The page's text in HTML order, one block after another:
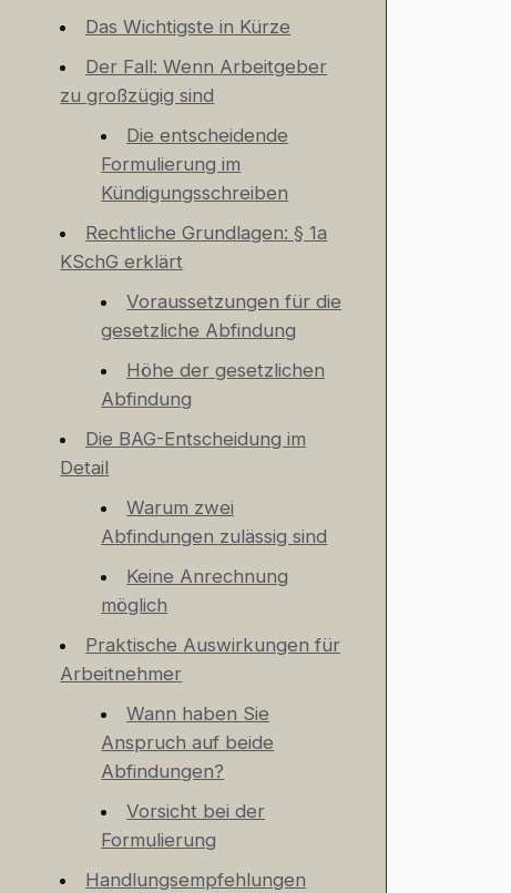
Das Wichtigste in Kürze
Der Fall: Wenn Arbeitgeber
zu großzügig sind
Die entscheidende
Formulierung im
Kündigungsschreiben
Rechtliche Grundlagen: § 1a
KSchG erklärt
Voraussetzungen für die
gesetzliche Abfindung
Höhe der gesetzlichen
Abfindung
Die BAG-Entscheidung im
Detail
Warum zwei
Abfindungen zulässig sind
Keine Anrechnung
möglich
Praktische Auswirkungen für
Arbeitnehmer
Wann haben Sie
Anspruch auf beide
Abfindungen?
Vorsicht bei der
Formulierung
Handlungsempfehlungen